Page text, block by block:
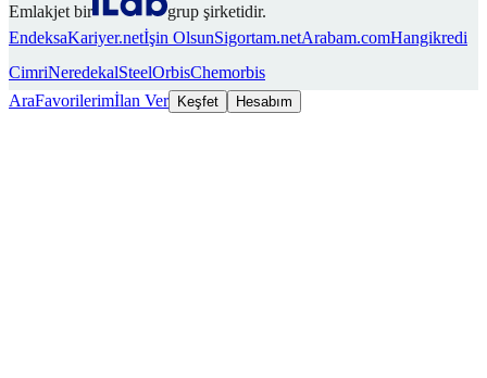
Emlakjet bir
grup şirketidir.
EndeksaKariyer.netİşin OlsunSigortam.netArabam.comHangikredi
CimriNeredekalSteelOrbisChemorbis
AraFavorilerimİlan Ver Keşfet Hesabım